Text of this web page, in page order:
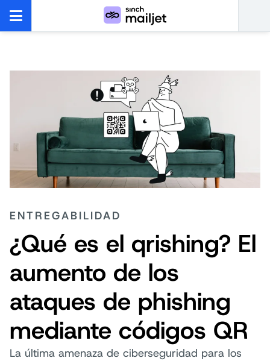
ENTREGABILIDAD
¿Qué es el qrishing? El
aumento de los
ataques de phishing
mediante códigos QR
La última amenaza de ciberseguridad para los